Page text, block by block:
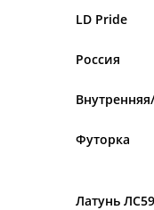
LD Pride
Россия
Футорка
Латунь